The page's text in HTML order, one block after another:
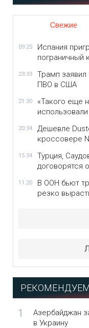
Свежие
09:25
Испания
пограничный
23:33
Трамп заявил
ПВО в США
21:30
«Такого еще
20:34
Дешевле
кроссовере
15:34
Турция,
договорятся
11:20
В ООН бьют
резко
РЕКОМЕНДУЕМ
1
Азербайджан
в Украину